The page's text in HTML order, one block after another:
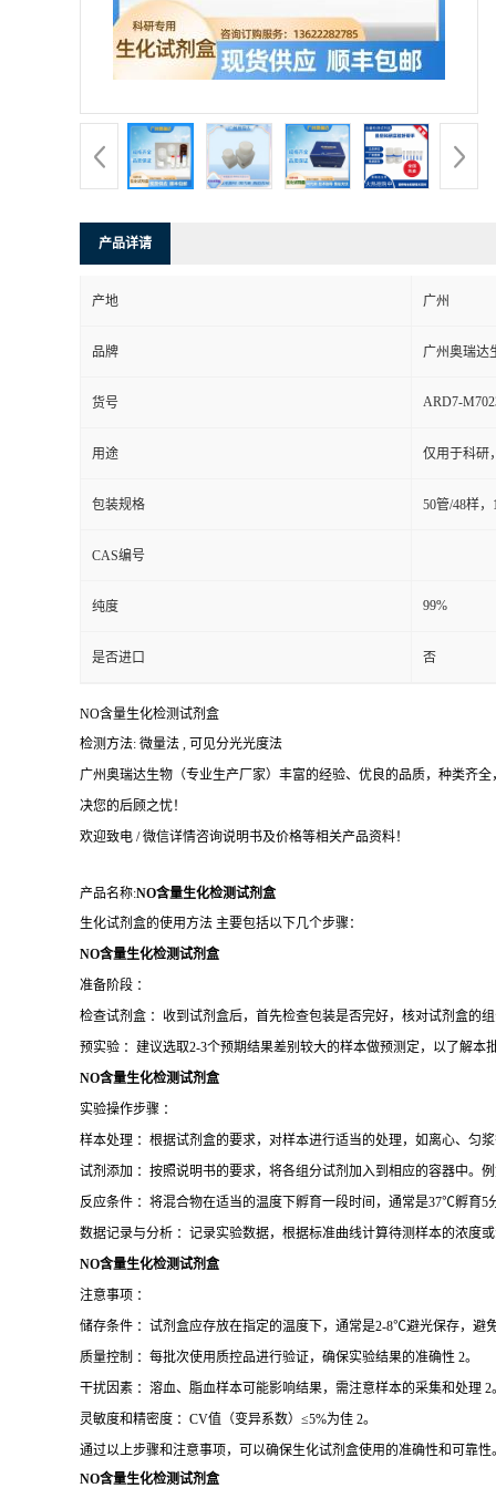
产品详请
产地 广州
品牌 广州奥瑞达
货号 ARD7-
用途 仅用于科研
包装规格 50管/48样，
CAS编号
纯度 99%
是否进口 否
NO含量生化检测试剂盒
检测方法: 微量法 , 可见分光光度法
广州奥瑞达生物（专业生产厂家）丰富的经验、优良的品质，种类齐
决您的后顾之忧！
欢迎致电 / 微信详情咨询说明书及价格等相关产品资料！
产品名称:NO含量生化检测试剂盒
生化试剂盒的使用方法 主要包括以下几个步骤：
NO含量生化检测试剂盒
准备阶段 ：
检查试剂盒 ：收到试剂盒后，首先检查包装是否完好，核对试剂盒的
预实验 ：建议选取2-3个预期结果差别较大的样本做预测定，以了解
NO含量生化检测试剂盒
实验操作步骤 ：
样本处理 ：根据试剂盒的要求，对样本进行适当的处理，如离心、匀
试剂添加 ：按照说明书的要求，将各组分试剂加入到相应的容器中。
反应条件 ：将混合物在适当的温度下孵育一段时间，通常是37℃孵育
数据记录与分析 ：记录实验数据，根据标准曲线计算待测样本的浓度
NO含量生化检测试剂盒
注意事项 ：
储存条件 ：试剂盒应存放在指定的温度下，通常是2-8℃避光保存，避
质量控制 ：每批次使用质控品进行验证，确保实验结果的准确性 2。
干扰因素 ：溶血、脂血样本可能影响结果，需注意样本的采集和处理 2
灵敏度和精密度 ：CV值（变异系数）≤5%为佳 2。
通过以上步骤和注意事项，可以确保生化试剂盒使用的准确性和可靠性
NO含量生化检测试剂盒